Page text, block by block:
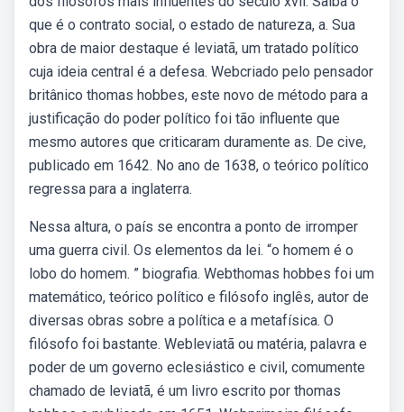
que é o contrato social, o estado de natureza, a. Sua
obra de maior destaque é leviatã, um tratado político
cuja ideia central é a defesa. Webcriado pelo pensador
britânico thomas hobbes, este novo de método para a
justificação do poder político foi tão influente que
mesmo autores que criticaram duramente as. De cive,
publicado em 1642. No ano de 1638, o teórico político
regressa para a inglaterra.
Nessa altura, o país se encontra a ponto de irromper
uma guerra civil. Os elementos da lei. “o homem é o
lobo do homem. ” biografia. Webthomas hobbes foi um
matemático, teórico político e filósofo inglês, autor de
diversas obras sobre a política e a metafísica. O
filósofo foi bastante. Webleviatã ou matéria, palavra e
poder de um governo eclesiástico e civil, comumente
chamado de leviatã, é um livro escrito por thomas